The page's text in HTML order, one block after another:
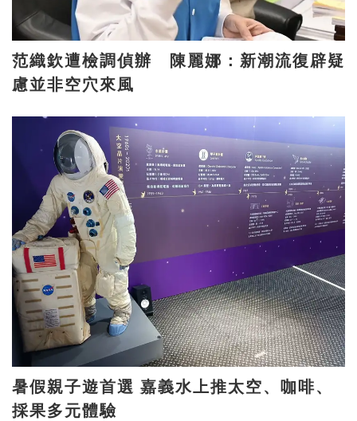
范織欽遭檢調偵辦 陳麗娜：新潮流復辟疑
慮並非空穴來風
暑假親子遊首選 嘉義水上推太空、咖啡、
採果多元體驗